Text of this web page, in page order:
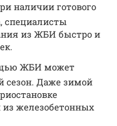
наличии готового
специалисты
из ЖБИ быстро и
ЖБИ может
сезон. Даже зимой
железобетонных